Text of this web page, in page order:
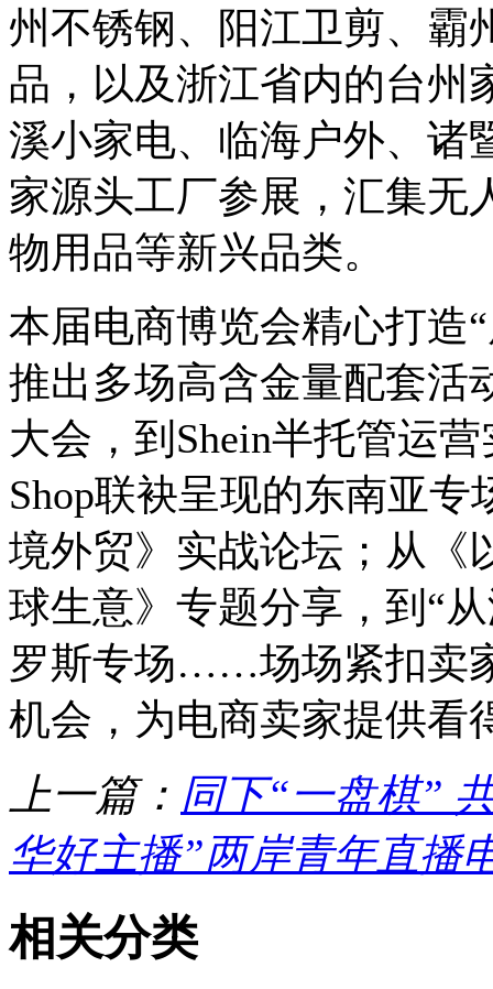
州不锈钢、阳江卫剪、霸
品，以及浙江省内的台州
溪小家电、临海户外、诸
家源头工厂参展，汇集无
物用品等新兴品类。
本届电商博览会精心打造
推出多场高含金量配套活
大会，到Shein半托管运
Shop联袂呈现的东南亚
境外贸》实战论坛；从《
球生意》专题分享，到“
罗斯专场……场场紧扣卖
机会，为电商卖家提供看
上一篇： 同下“一盘棋”
华好主播”两岸青年直播
相关分类